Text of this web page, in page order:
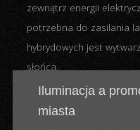
potrzebna do zasilania
hybrydowych jest
słońca.
Iluminacja a
miasta